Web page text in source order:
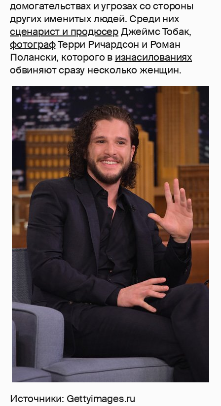
домогательствах и угрозах со стороны
других именитых людей. Среди них
сценарист и продюсерДжеймс Тобак,
фотографТерри Ричардсон и Роман
Полански, которого в изнасилованиях
обвиняют сразу несколько женщин.
Источники: Gettyimages.ru